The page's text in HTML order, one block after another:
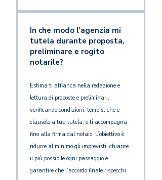
In che modo l’agenzia mi
tutela durante proposta,
preliminare e rogito
notarile?
Estima ti affianca nella redazione e
lettura di proposte e preliminari,
verificando condizioni, tempistiche e
clausole a tua tutela, e ti accompagna
fino alla firma dal notaio. L’obiettivo è
ridurre al minimo gli imprevisti, chiarire
il più possibile ogni passaggio e
garantire che l’accordo finale rispecchi